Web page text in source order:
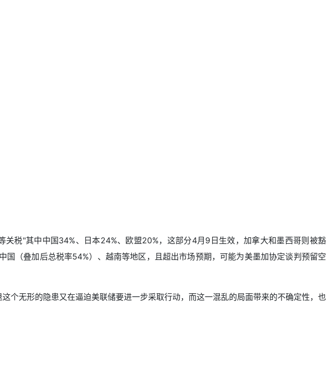
税"其中中国34%、日本24%、欧盟20%，这部分4月9日生效，加拿大和墨西哥则被豁
（叠加后总税率54%）、越南等地区，且超出市场预期，可能为美墨加协定谈判预留空
个无形的隐患又在逼迫美联储要进一步采取行动，而这一混乱的局面带来的不确定性，也